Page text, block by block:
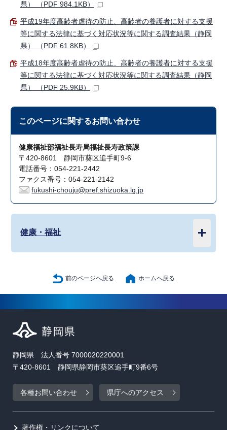
県） （PDF 984.1KB）
平成19年度高齢者虐待の防止、高齢者の養護者に対する支援
等に関する法律に基づく対応状況等に関する調査結果（静岡
県） （PDF 61.8KB）
平成18年度高齢者虐待の防止、高齢者の養護者に対する支援
等に関する法律に基づく対応状況等に関する調査結果（静岡
県） （PDF 25.9KB）
このページに関するお問い合わせ
健康福祉部福祉長寿局福祉長寿政策課
〒420-8601 静岡市葵区追手町9-6
電話番号：054-221-2442
ファクス番号：054-221-2142
fukushi-chouju@pref.shizuoka.lg.jp
健康・福祉
前のページへ戻る ホームへ戻る
静岡県 法人番号 7000020220001
〒420-8601 静岡県静岡市葵区追手町9番6号
各種お問い合わせ 県庁へのアクセス
著作権・リンクについて